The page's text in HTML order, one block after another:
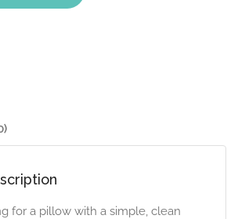
for a pillow with a simple, clean